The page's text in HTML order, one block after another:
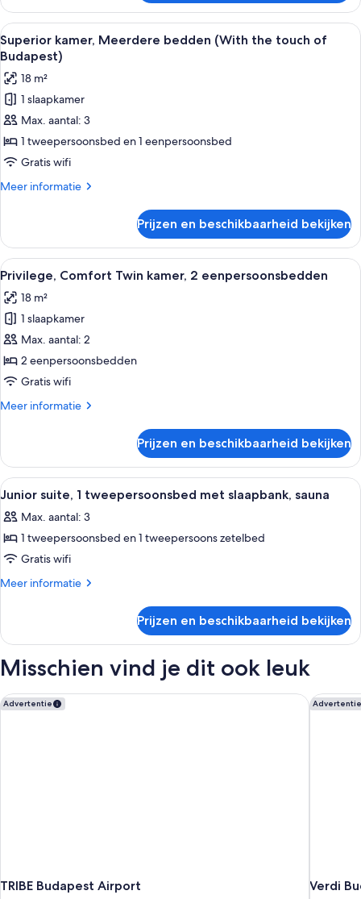
Comfort
kamer,
1
tweepersoonsbed
Alle
foto's
voor
Superior
kamer,
Meerdere
bedden
(With
the
Budapest)
laden
Een hotelkamer met een groot bed,
9
Superior kamer, Meerdere bedden (With the touch of
Budapest)
18 m²
1 slaapkamer
Max. aantal: 3
1 tweepersoonsbed en 1 eenpersoonsbed
Gratis wifi
Meer informatie
Meer
kamer,
Meerdere
bedden
the
touch
of
Budapest)
Prijzen en beschikbaarheid bekijken
Alle
foto's
voor
Privilege,
Comfort
Twin
kamer,
eenpersoonsbedden
Een hotelkamer met twee bedden,
8
Privilege, Comfort Twin kamer, 2 eenpersoonsbedden
18 m²
1 slaapkamer
Max. aantal: 2
2 eenpersoonsbedden
Gratis wifi
Meer informatie
Meer
Comfort
Twin
kamer,
eenpersoonsbedden
Prijzen en beschikbaarheid bekijken
Alle
foto's
voor
Junior
suite,
1
slaapbank,
laden
Een moderne hotelkamer met een
6
Junior suite, 1 tweepersoonsbed met slaapbank, sauna
Max. aantal: 3
1 tweepersoonsbed en 1 tweepersoons zetelbed
Gratis wifi
Meer informatie
Meer
suite,
tweepersoonsbed
slaapbank,
sauna
Prijzen en beschikbaarheid bekijken
Misschien vind je dit ook leuk
Advertentie
TRIBE Budapest Airport
TRIBE Budapest Airport Advertentie
Verdi
Verdi